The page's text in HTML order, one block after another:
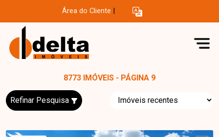
Área do Cliente
8773 IMÓVEIS - PÁGINA 9
Refinar Pesquisa